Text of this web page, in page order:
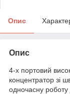
Опис
Опис
4-х портовий
концентратор зі
одночасну роботу